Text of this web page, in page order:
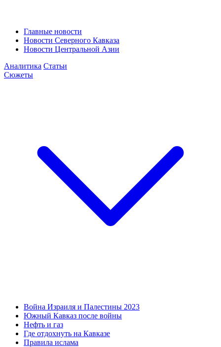
Главные новости
Новости Северного Кавказа
Новости Центральной Азии
Аналитика Статьи
Сюжеты
Война Израиля и Палестины 2023
Южный Кавказ после войны
Нефть и газ
Где отдохнуть на Кавказе
Правила ислама